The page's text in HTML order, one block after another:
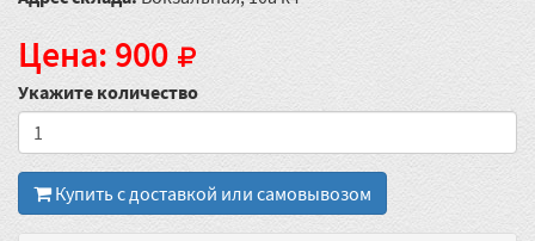
Цена: 900
Укажите количество
Купить с доставкой или самовывозом